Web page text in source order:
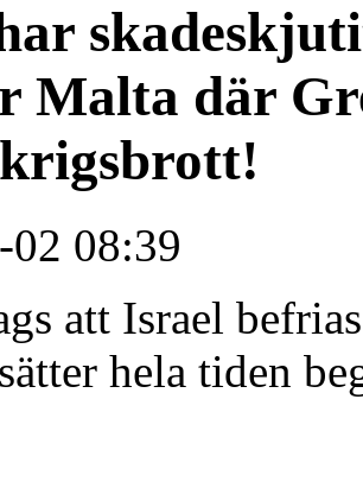
Malta där
08:39
att Israel
hela tiden